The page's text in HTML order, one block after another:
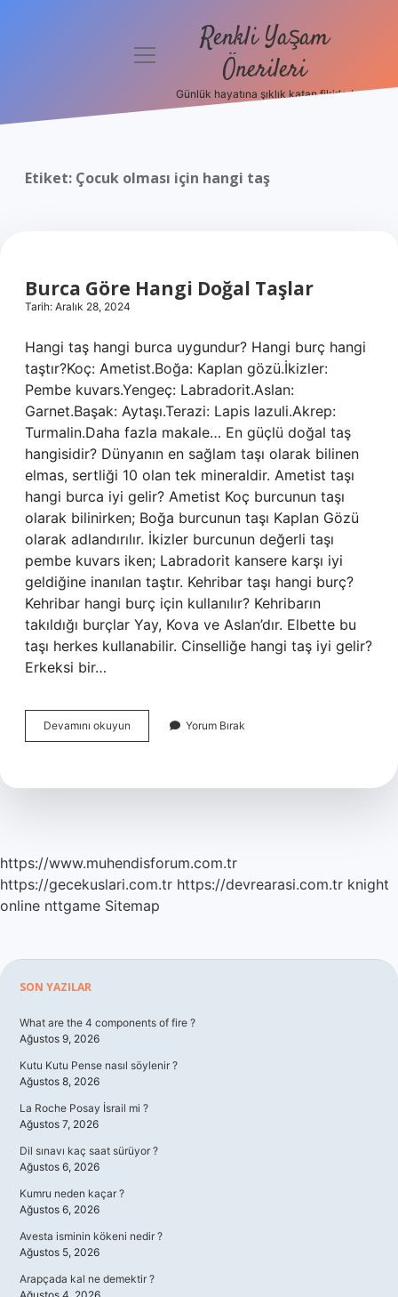
Politikası
menüyü
Renkli Yaşam
Önerileri
Günlük hayatına şıklık katan fikirler!
Etiket: Çocuk olması için hangi taş
Burca Göre Hangi Doğal Taşlar
Tarih: Aralık 28, 2024
Hangi taş hangi burca uygundur? Hangi burç hangi
taştır?Koç: Ametist.Boğa: Kaplan gözü.İkizler:
Pembe kuvars.Yengeç: Labradorit.Aslan:
Garnet.Başak: Aytaşı.Terazi: Lapis lazuli.Akrep:
Turmalin.Daha fazla makale… En güçlü doğal taş
hangisidir? Dünyanın en sağlam taşı olarak bilinen
elmas, sertliği 10 olan tek mineraldir. Ametist taşı
hangi burca iyi gelir? Ametist Koç burcunun taşı
olarak bilinirken; Boğa burcunun taşı Kaplan Gözü
olarak adlandırılır. İkizler burcunun değerli taşı
pembe kuvars iken; Labradorit kansere karşı iyi
geldiğine inanılan taştır. Kehribar taşı hangi burç?
Kehribar hangi burç için kullanılır? Kehribarın
takıldığı burçlar Yay, Kova ve Aslan’dır. Elbette bu
taşı herkes kullanabilir. Cinselliğe hangi taş iyi gelir?
Erkeksi bir…
Devamını okuyun
Göre
Taşlar
Yorum Bırak
https://www.muhendisforum.com.tr
https://gecekuslari.com.tr https://devrearasi.com.tr knight
online nttgame Sitemap
Sidebar
SON YAZILAR
What are the 4 components of fire ?
Ağustos 9, 2026
Kutu Kutu Pense nasıl söylenir ?
Ağustos 8, 2026
La Roche Posay İsrail mi ?
Ağustos 7, 2026
Dil sınavı kaç saat sürüyor ?
Ağustos 6, 2026
Kumru neden kaçar ?
Ağustos 6, 2026
Avesta isminin kökeni nedir ?
Ağustos 5, 2026
Arapçada kal ne demektir ?